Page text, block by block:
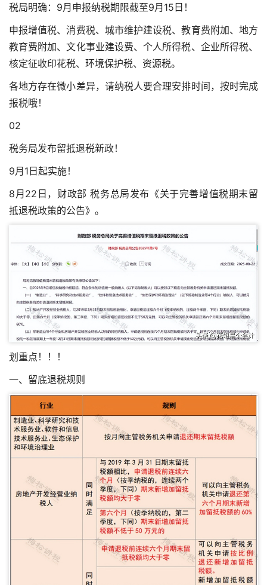
税局明确：9月申报纳税期限截至9月15日！
申报增值税、消费税、城市维护建设税、教育费附加、地方
教育费附加、文化事业建设费、个人所得税、企业所得税、
核定征收印花税、环境保护税、资源税。
各地方存在微小差异，请纳税人要合理安排时间，按时完成
报税哦！
02
税务局发布留抵退税新政！
9月1日起实施！
8月22日，财政部 税务总局发布《关于完善增值税期末留
抵退税政策的公告》。
划重点！！！
一、留底退税规则